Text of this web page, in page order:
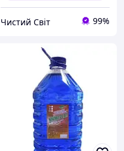
Чистий Світ 99%